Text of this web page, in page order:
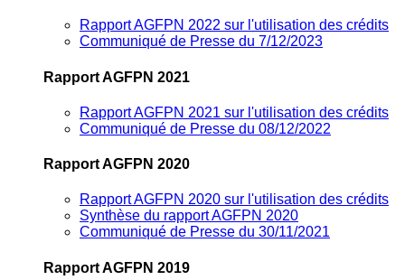
Rapport AGFPN 2022 sur l'utilisation des crédits
Communiqué de Presse du 7/12/2023
Rapport AGFPN 2021
Rapport AGFPN 2021 sur l'utilisation des crédits
Communiqué de Presse du 08/12/2022
Rapport AGFPN 2020
Rapport AGFPN 2020 sur l'utilisation des crédits
Synthèse du rapport AGFPN 2020
Communiqué de Presse du 30/11/2021
Rapport AGFPN 2019